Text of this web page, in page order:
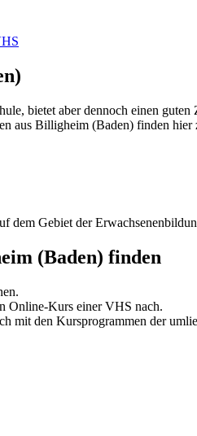
bietet aber dennoch einen
aus Billigheim (Baden) finden
dem Gebiet der
(Baden) finden
Online-Kurs einer VHS nach.
mit den Kursprogrammen der